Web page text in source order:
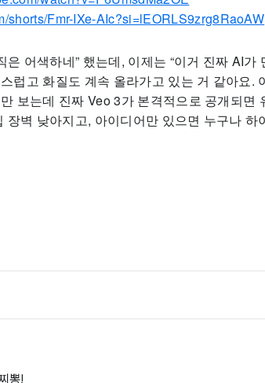
shorts/Fmr-IXe-AIc?si=lEORLS9zrg8RaoAW
은 어색하네” 했는데, 이제는 “이거 진짜 AI가
럽고 화질도 계속 올라가고 있는 거 같아요.
보는데 진짜 Veo 3가 본격적으로 공개되면
장벽 낮아지고, 아이디어만 있으면 누구나 하
뽕!